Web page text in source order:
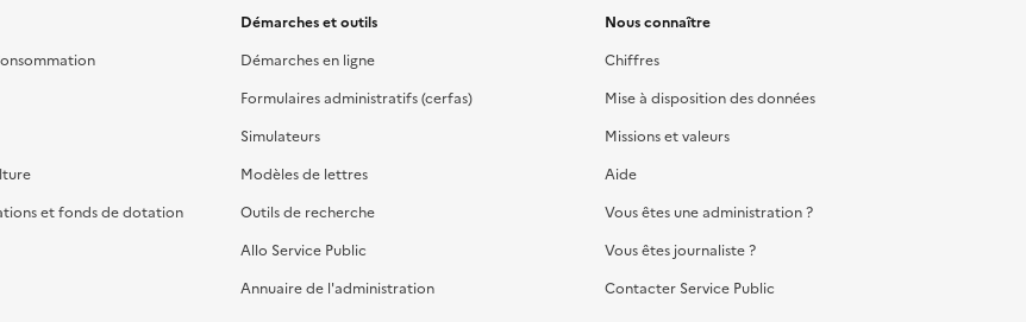
et fonds de dotation
Démarches et outils
Démarches en ligne
Formulaires administratifs (cerfas)
Simulateurs
Modèles de lettres
Outils de recherche
Allo Service Public
Annuaire de l'administration
Nous connaître
Chiffres
Mise à disposition des données
Missions et valeurs
Aide
Vous êtes une administration ?
Vous êtes journaliste ?
Contacter Service Public